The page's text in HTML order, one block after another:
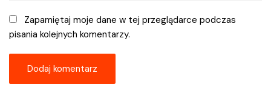
Zapamiętaj moje dane w tej przeglądarce podczas
pisania kolejnych komentarzy.